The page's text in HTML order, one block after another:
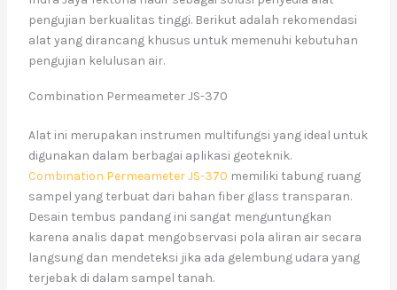
pengujian berkualitas tinggi. Berikut adalah rekomendasi
alat yang dirancang khusus untuk memenuhi kebutuhan
pengujian kelulusan air.
Combination Permeameter JS-370
Alat ini merupakan instrumen multifungsi yang ideal untuk
digunakan dalam berbagai aplikasi geoteknik.
Combination Permeameter JS-370 memiliki tabung ruang
sampel yang terbuat dari bahan fiber glass transparan.
Desain tembus pandang ini sangat menguntungkan
karena analis dapat mengobservasi pola aliran air secara
langsung dan mendeteksi jika ada gelembung udara yang
terjebak di dalam sampel tanah.